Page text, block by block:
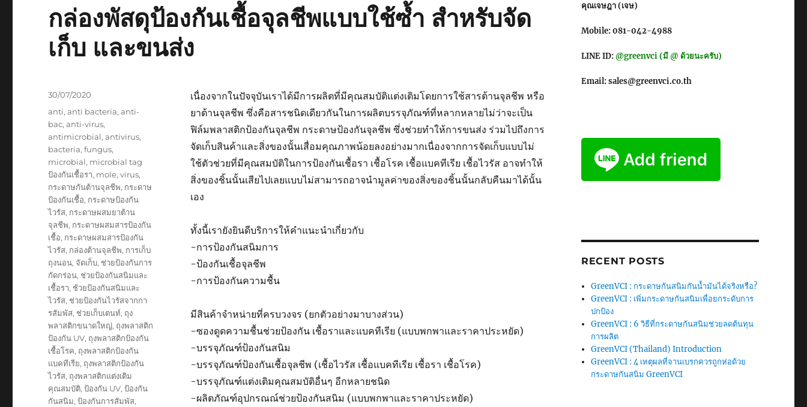
กล่องพัสดุป้องกันเชื้อจุลชีพแบบใช้ซ้ำ สำหรับจัด
เก็บ และขนส่ง
เนื่องจากในปัจจุบันเราได้มีการผลิตที่มีคุณสมบัติแต่งเติมโดยการใช้สารต้านจุลชีพ หรือ
ยาต้านจุลชีพ ซึ่งคือสารชนิดเดียวกันในการผลิตบรรจุภัณฑ์ที่หลากหลายไม่ว่าจะเป็น
ฟิล์มพลาสติกป้องกันจุลชีพ กระดาษป้องกันจุลชีพ ซึ่งช่วยทำให้การขนส่ง ร่วมไปถึงการ
จัดเก็บสินค้าและสิ่งของนั้นเสื่อมคุณภาพน้อยลงอย่างมากเนื่องจากการจัดเก็บแบบไม่
ใช้ตัวช่วยที่มีคุณสมบัติในการป้องกันเชื้อรา เชื้อโรค เชื้อแบคทีเรีย เชื้อไวรัส อาจทำให้
สิ่งของชิ้นนั้นเสียไปเลยแบบไม่สามารถอาจนำมูลค่าของสิ่งของชิ้นนั้นกลับคืนมาได้นั้น
เอง
ทั้งนี้เรายังยินดีบริการให้คำแนะนำเกี่ยวกับ
-การป้องกันสนิมการ
-ป้องกันเชื้อจุลชีพ
-การป้องกันความชื้น
มีสินค้าจำหน่ายที่ครบวงจร (ยกตัวอย่างมาบางส่วน)
-ซองดูดความชื้นช่วยป้องกัน เชื้อราและแบคทีเรีย (แบบพกพาและราคาประหยัด)
-บรรจุภัณฑ์ป้องกันสนิม
-บรรจุภัณฑ์ป้องกันเชื้อจุลชีพ (เชื้อไวรัส เชื้อแบคทีเรีย เชื้อรา เชื้อโรค)
-บรรจุภัณฑ์แต่งเติมคุณสมบัติอื่นๆ อีกหลายชนิด
-ผลิตภัณฑ์อุปกรณณ์ช่วยป้องกันสนิม (แบบพกพาและราคาประหยัด)
Posted
30/07/2020
Tags
anti,anti bacteria,anti-
bac,anti-virus,
antimicrobial,antivirus,
bacteria,fungus,
microbial, microbial tag
ป้องกันเชื้อรา, mole,virus,
กระดาษกันต้านจุลชีพ, กระดาษ
ป้องกันเชื้อ, กระดาษป้องกัน
ไวรัส, กระดาษผสมยาต้าน
จุลชีพ, กระดาษผสมสารป้องกัน
เชื้อ, กระดาษผสมสารป้องกัน
ไวรัส, กล่องต้านจุลชีพ, การเก็บ
ถุงนอน, จัดเก็บ, ช่วยป้องกันการ
กัดกร่อน, ช่วยป้องกันสนิมและ
เชื้อรา, ช้วยป้องกันสนิมและ
ไวรัส, ช่วยป้องกันไวรัสจากกา
รสัมพัส, ช่วยเก็บเตนท์, ถุง
พลาสติกขนาดใหญ่, ถุงพลาสติก
ป้องกัน UV, ถุงพลาสติกป้องกัน
เชื้อโรค, ถุงพลาสติกป้องกัน
แบคทีเรีย, ถุงพลาสติกป้องกัน
ไวรัส, ถุงพลาสติกแต่งเติม
คุณสมบัติ,ป้องกัน UV,ป้องกัน
กันสนิม,ป้องกันการสัมพัส,
คุณเจษฎา (เจษ)
Mobile: 081-042-4988
LINE ID: @greenvci (มี @ ด้วยนะครับ)
Email: sales@greenvci.co.th
RECENT POSTS
GreenVCI : กระดาษกันสนิมกันน้ำมันได้จริงหรือ?
GreenVCI : เพิ่มกระดาษกันสนิมเพื่อยกระดับการ
ปกป้อง
GreenVCI : 6 วิธีที่กระดาษกันสนิมช่วยลดต้นทุน
การผลิต
GreenVCI (Thailand) Introduction
GreenVCI : 4 เหตุผลที่จานเบรกควรถูกห่อด้วย
กระดาษกันสนิม GreenVCI